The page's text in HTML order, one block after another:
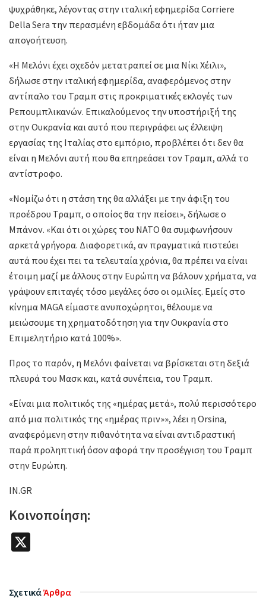
ψυχράθηκε, λέγοντας στην ιταλική εφημερίδα Corriere
Della Sera την περασμένη εβδομάδα ότι ήταν μια
απογοήτευση.
«Η Μελόνι έχει σχεδόν μετατραπεί σε μια Νίκι Χέιλι»,
δήλωσε στην ιταλική εφημερίδα, αναφερόμενος στην
αντίπαλο του Τραμπ στις προκριματικές εκλογές των
Ρεπουμπλικανών. Επικαλούμενος την υποστήριξή της
στην Ουκρανία και αυτό που περιγράφει ως έλλειψη
εργασίας της Ιταλίας στο εμπόριο, προβλέπει ότι δεν θα
είναι η Μελόνι αυτή που θα επηρεάσει τον Τραμπ, αλλά το
αντίστροφο.
«Νομίζω ότι η στάση της θα αλλάξει με την άφιξη του
προέδρου Τραμπ, ο οποίος θα την πείσει», δήλωσε ο
Μπάνον. «Και ότι οι χώρες του ΝΑΤΟ θα συμφωνήσουν
αρκετά γρήγορα. Διαφορετικά, αν πραγματικά πιστεύει
αυτά που έχει πει τα τελευταία χρόνια, θα πρέπει να είναι
έτοιμη μαζί με άλλους στην Ευρώπη να βάλουν χρήματα, να
γράψουν επιταγές τόσο μεγάλες όσο οι ομιλίες. Εμείς στο
κίνημα MAGA είμαστε ανυποχώρητοι, θέλουμε να
μειώσουμε τη χρηματοδότηση για την Ουκρανία στο
Επιμελητήριο κατά 100%».
Προς το παρόν, η Μελόνι φαίνεται να βρίσκεται στη δεξιά
πλευρά του Μασκ και, κατά συνέπεια, του Τραμπ.
«Είναι μια πολιτικός της «ημέρας μετά», πολύ περισσότερο
από μια πολιτικός της «ημέρας πριν»», λέει η Orsina,
αναφερόμενη στην πιθανότητα να είναι αντιδραστική
παρά προληπτική όσον αφορά την προσέγγιση του Τραμπ
στην Ευρώπη.
IN.GR
Κοινοποίηση:
ΣχετικάΆρθρα